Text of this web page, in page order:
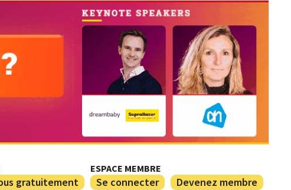
gratuitement
ESPACE MEMBRE
Se connecter Devenez membre